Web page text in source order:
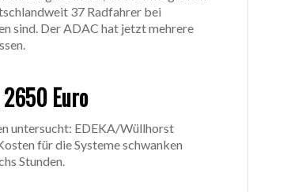
37 Radfahrer bei
sind. Der ADAC hat jetzt mehrere
Euro
untersucht: EDEKA/Wüllhorst
für die Systeme schwanken
Stunden.